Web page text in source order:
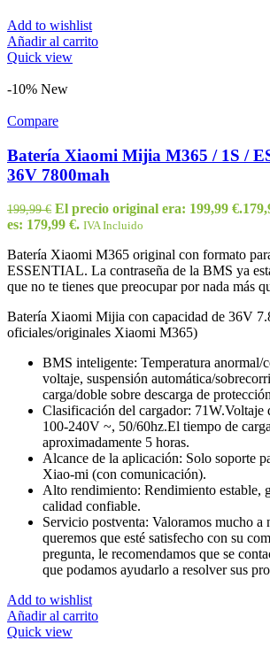
Add to wishlist
Añadir al carrito
Quick view
-10% New
Compare
Batería Xiaomi Mijia M365 / 1S /
36V 7800mah
199,99€ El precio original era: 199,99 €.
es: 179,99 €. IVA Incluido
Batería Xiaomi M365 original con formato
ESSENTIAL. La contraseña de la BMS ya
que no te tienes que preocupar por nada más
Batería Xiaomi Mijia con capacidad de 36V
oficiales/originales Xiaomi M365)
BMS inteligente: Temperatura anormal/
voltaje, suspensión automática/
carga/doble sobre descarga de
Clasificación del cargador: 71W.Voltaje
100-240V ~, 50/60hz.El tiempo de
aproximadamente 5 horas.
Alcance de la aplicación: Solo soporte
Xiao-mi (con comunicación).
Alto rendimiento: Rendimiento estable,
calidad confiable.
Servicio postventa: Valoramos mucho a
queremos que esté satisfecho con su
pregunta, le recomendamos que se
que podamos ayudarlo a resolver sus
Add to wishlist
Añadir al carrito
Quick view